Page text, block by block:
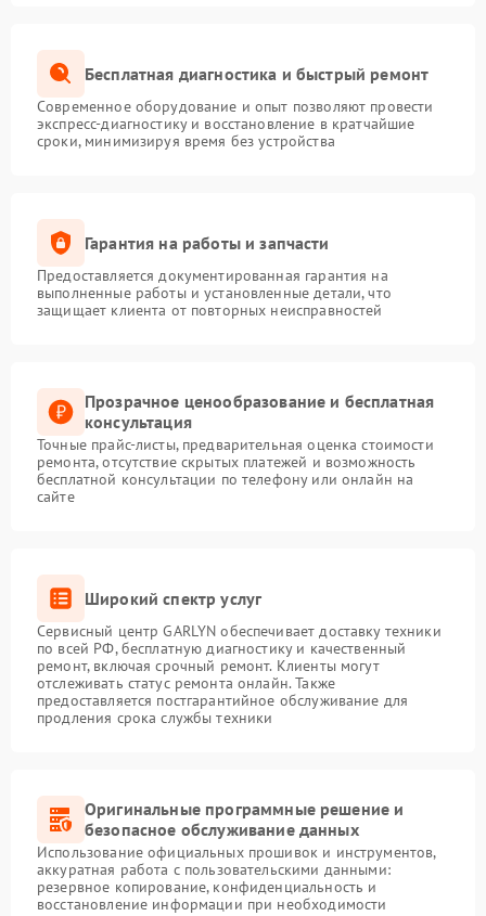
Бесплатная диагностика и быстрый ремонт
Современное оборудование и опыт позволяют провести
экспресс-диагностику и восстановление в кратчайшие
сроки, минимизируя время без устройства
Гарантия на работы и запчасти
Предоставляется документированная гарантия на
выполненные работы и установленные детали, что
защищает клиента от повторных неисправностей
Прозрачное ценообразование и бесплатная
консультация
Точные прайс-листы, предварительная оценка стоимости
ремонта, отсутствие скрытых платежей и возможность
бесплатной консультации по телефону или онлайн на
сайте
Широкий спектр услуг
Сервисный центр GARLYN обеспечивает доставку техники
по всей РФ, бесплатную диагностику и качественный
ремонт, включая срочный ремонт. Клиенты могут
отслеживать статус ремонта онлайн. Также
предоставляется постгарантийное обслуживание для
продления срока службы техники
Оригинальные программные решение и
безопасное обслуживание данных
Использование официальных прошивок и инструментов,
аккуратная работа с пользовательскими данными:
резервное копирование, конфиденциальность и
восстановление информации при необходимости